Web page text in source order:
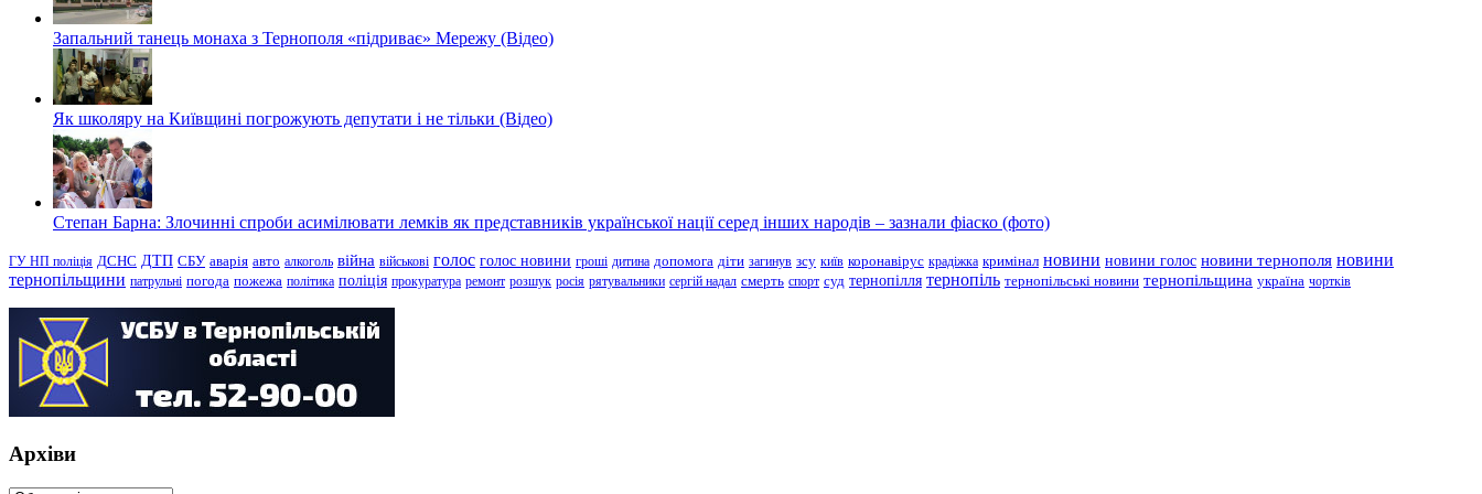
Запальний танець монаха з Тернополя «підриває» Мережу (Відео)
Як школяру на Київщині погрожують депутати і не тільки (Відео)
Степан Барна: Злочинні спроби асимілювати лемків як представників української нації серед інших народів – зазнали фіаско (фото)
ГУ НП поліція ДСНС ДТП СБУ аварія авто алкоголь війна військові голос голос новини гроші дитина допомога діти загинув зсу київ коронавірус крадіжка кримінал новини новини голос новини тернополя новини
тернопільщини патрульні погода пожежа політика поліція прокуратура ремонт розшук росія рятувальники сергій надал смерть спорт суд тернопілля тернопіль тернопільські новини тернопільщина україна чортків
Архіви